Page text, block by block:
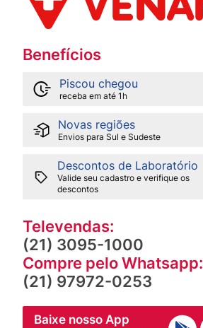
Benefícios
Piscou chegou
receba em até 1h
Novas regiões
Envios para Sul e Sudeste
Descontos de Laboratório
Valide seu cadastro e verifique os
descontos
Televendas:
(21) 3095-1000
Compre pelo Whatsapp:
(21) 97972-0253
Baixe nosso App